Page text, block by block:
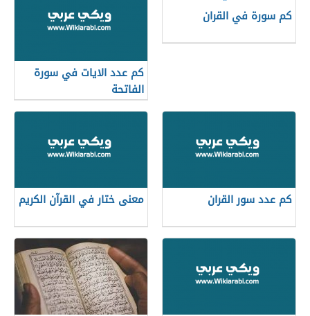
كم سورة في القران
كم عدد الايات في سورة
الفاتحة
كم عدد سور القران معنى ختار في القرآن الكريم